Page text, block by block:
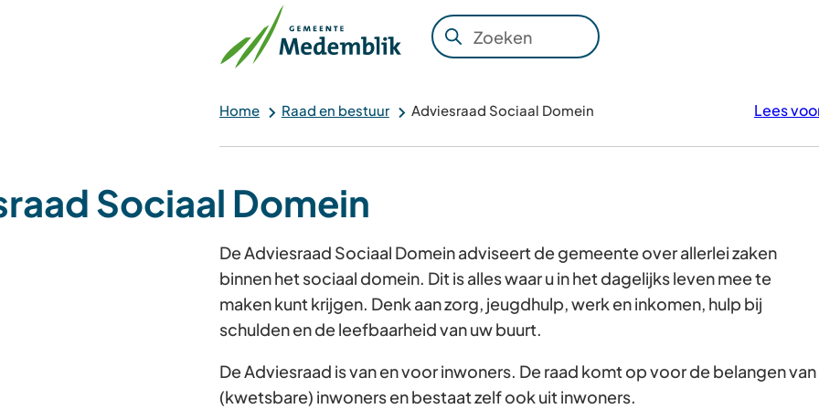
Zoeken
Wanneer
zijn
kun
door
pijl
omhoog
en
te
Home Raad en bestuur Adviesraad Sociaal Domein Lees
Sociaal Domein
De Adviesraad Sociaal Domein adviseert de gemeente over allerlei zaken
binnen het sociaal domein. Dit is alles waar u in het dagelijks leven mee te
maken kunt krijgen. Denk aan zorg, jeugdhulp, werk en inkomen, hulp bij
schulden en de leefbaarheid van uw buurt.
De Adviesraad is van en voor inwoners. De raad komt op voor de belangen van
(kwetsbare) inwoners en bestaat zelf ook uit inwoners.